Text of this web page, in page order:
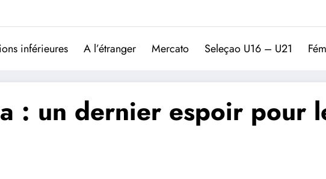
Trivela
L'actualité du
inférieures A l’étranger Mercato Seleçao U16 – U21
: un dernier espoir pour